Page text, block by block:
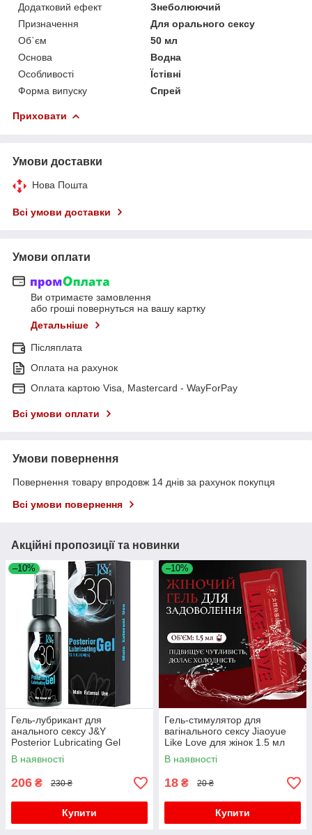
Додатковий ефект
Знеболюючий
Призначення
Для орального сексу
Об`єм
50 мл
Основа
Водна
Особливості
Їстівні
Форма випуску
Спрей
Приховати
Умови доставки
Нова Пошта
Всі умови доставки
Умови оплати
Ви отримаєте замовлення
або гроші повернуться на вашу картку
Детальніше
Післяплата
Оплата на рахунок
Оплата картою Visa, Mastercard - WayForPay
Всі умови оплати
Умови повернення
Повернення товару впродовж 14 днів за рахунок покупця
Всі умови повернення
Акційні пропозиції та новинки
–10%
Гель-лубрикант для
анального сексу J&Y
Posterior Lubricating Gel
водний 20 мл з ефектом
розслаблення
В наявності
206 ₴ 230 ₴
Купити
–10%
Гель-стимулятор для
вагінального сексу Jiaoyue
Like Love для жінок 1.5 мл
без запаху
В наявності
18 ₴ 20 ₴
Купити